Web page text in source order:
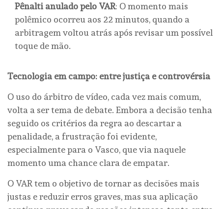
Pênalti anulado pelo VAR: O momento mais
polêmico ocorreu aos 22 minutos, quando a
arbitragem voltou atrás após revisar um possível
toque de mão.
Tecnologia em campo: entre justiça e controvérsia
O uso do árbitro de vídeo, cada vez mais comum,
volta a ser tema de debate. Embora a decisão tenha
seguido os critérios da regra ao descartar a
penalidade, a frustração foi evidente,
especialmente para o Vasco, que via naquele
momento uma chance clara de empatar.
O VAR tem o objetivo de tornar as decisões mais
justas e reduzir erros graves, mas sua aplicação